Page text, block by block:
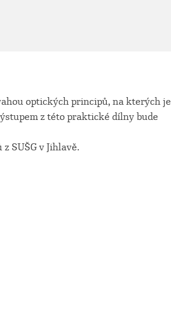
optických principů, na kterých je
z této praktické dílny bude
SUŠG v Jihlavě.